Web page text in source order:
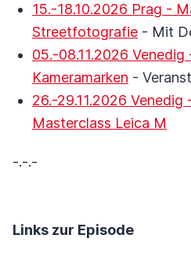
15.-18.10.2026 Prag -
Streetfotografie - Mit
05.-08.11.2026 Venedig
Kameramarken -
26.-29.11.2026 Venedig
Masterclass Leica M
-.-.-
Links zur Episode